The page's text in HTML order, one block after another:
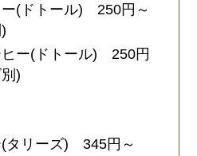
ー(ドトール) 250円～
ヒー(ドトール) 250円
)
タリーズ) 345円～